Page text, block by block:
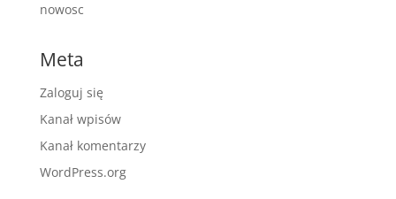
nowosc
Meta
Zaloguj się
Kanał wpisów
Kanał komentarzy
WordPress.org